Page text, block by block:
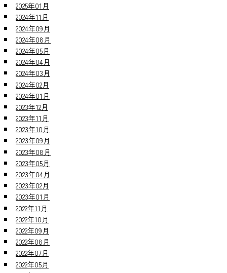
2025年01月
2024年11月
2024年09月
2024年08月
2024年05月
2024年04月
2024年03月
2024年02月
2024年01月
2023年12月
2023年11月
2023年10月
2023年09月
2023年08月
2023年05月
2023年04月
2023年02月
2023年01月
2022年11月
2022年10月
2022年09月
2022年08月
2022年07月
2022年05月